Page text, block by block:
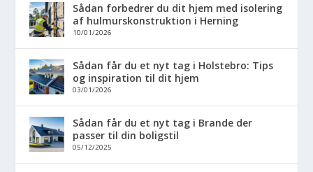
Sådan forbedrer du dit hjem med isolering
af hulmurskonstruktion i Herning
10/01/2026
Sådan får du et nyt tag i Holstebro: Tips
og inspiration til dit hjem
03/01/2026
Sådan får du et nyt tag i Brande der
passer til din boligstil
05/12/2025